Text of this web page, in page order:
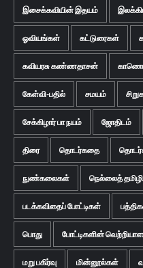
இசைக்கவியின் இதயம்
ஓவியங்கள் கட்டுரைகள்
கவியரசு கண்ணதாசன்
கேள்வி-பதில் சமயம்
சேக்கிழார் பா நயம் ஜோதிடம்
திரை தொடர்கதை
நுண்கலைகள் நெல்லைத்
படக்கவிதைப் போட்டிகள்
பொது போட்டிகளின்
மறு பகிர்வு மின்னூல்கள்